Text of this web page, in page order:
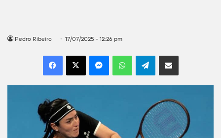
Pedro Ribeiro 17/07/2025 - 12:26 pm
Facebook
X MessengerWhatsAppTelegramCompartilhar por e-mail